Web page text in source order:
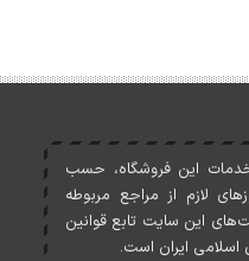
خدمات اين فروشگاه، حسب
لازم از مراجع مربوطه
اين سايت تابع قوانين
اسلامی ايران است.